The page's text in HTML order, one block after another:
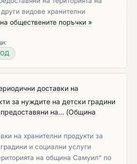
видове хранителни
обществените поръчки »
доставки на
за нуждите на детски градини
на... (Община
на хранителни продукти за
и социални услуги
на община Самуил“ по